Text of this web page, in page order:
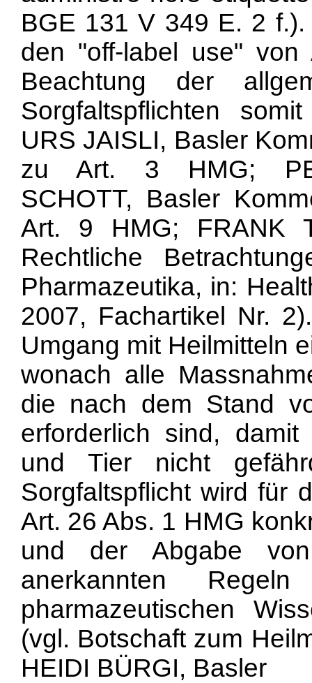
BGE 131 V 349 E. 2
den "off-label use"
Beachtung der
Sorgfaltspflichten
URS JAISLI, Basler
zu Art. 3 HMG;
SCHOTT, Basler
Art. 9 HMG; FRANK
Rechtliche
Pharmazeutika, in:
2007, Fachartikel Nr.
Umgang mit Heilmitteln
wonach alle
die nach dem Stand
erforderlich sind,
und Tier nicht
Sorgfaltspflicht wird für
Art. 26 Abs. 1 HMG
und der Abgabe
anerkannten
pharmazeutischen
(vgl. Botschaft zum
HEIDI BÜRGI, Basler